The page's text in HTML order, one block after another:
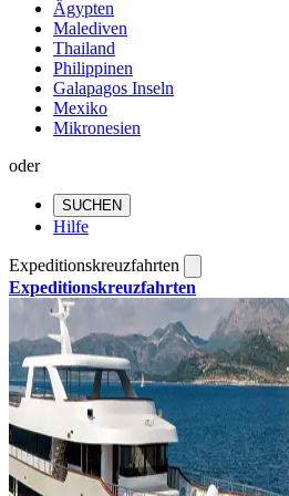
Ägypten
Malediven
Thailand
Philippinen
Galapagos Inseln
Mexiko
Mikronesien
oder
SUCHEN
Hilfe
Expeditionskreuzfahrten
Expeditionskreuzfahrten